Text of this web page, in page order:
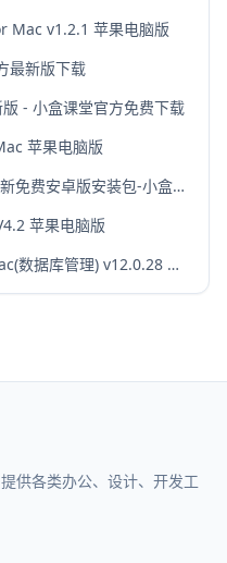
Mac v1.2.1 苹果电脑版
最新版下载
- 小盒课堂官方免费下载
苹果电脑版
小盒课堂v1.0.2.0下载-2027最新免费安卓版安装包-小盒课堂官方版
苹果电脑版
navicat for postgresql 12 mac(数据库管理) v12.0.28 中文特别版(附汉化补丁)
供各类办公、设计、开发工